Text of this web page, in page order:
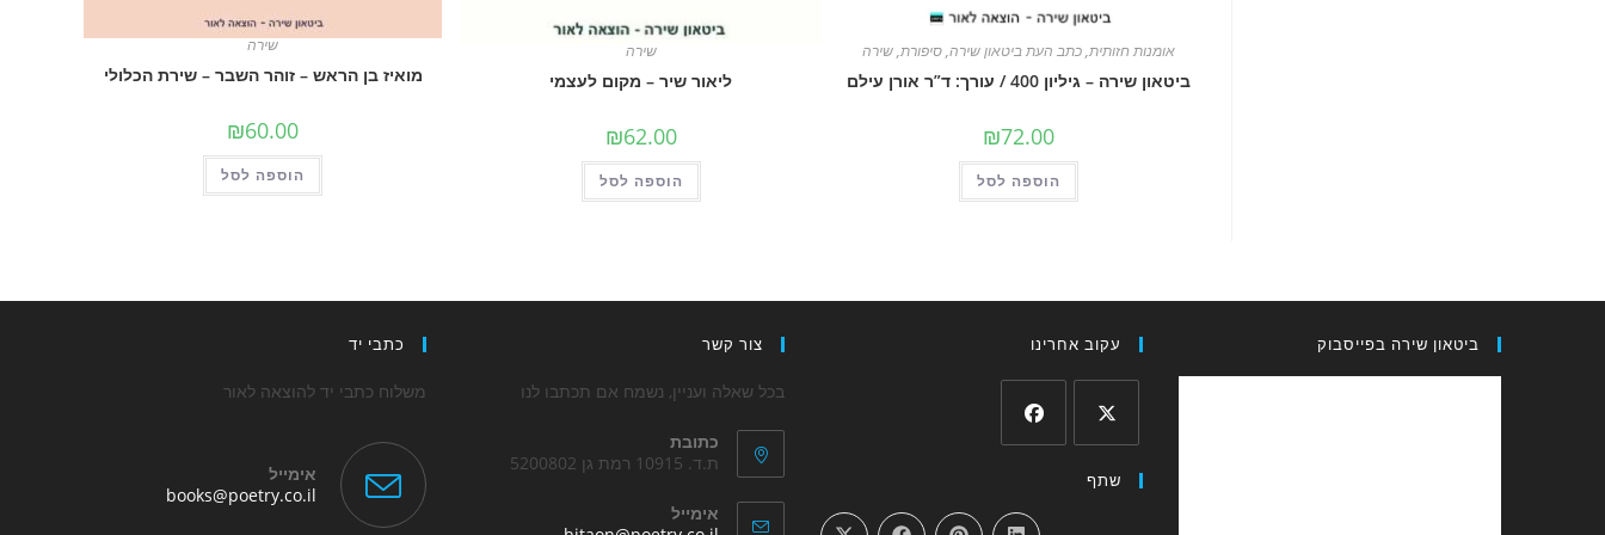
אומנות חזותית,כתב העת ביטאון שירה,סיפורת,שירה
ביטאון שירה – גיליון 400 / עורך: ד”ר אורן עילם
₪72.00
הוספה לסל
שירה
ליאור שיר – מקום לעצמי
₪62.00
הוספה לסל
שירה
מואיז בן הראש – זוהר השבר – שירת הכלולי
₪60.00
הוספה לסל
ביטאון שירה בפייסבוק עקוב אחרינו
in
שתף
צור קשר
בכל שאלה ועניין, נשמח אם תכתבו לנו
כתובת
ת.ד. 10915 רמת גן 5200802
אימייל
כתבי יד
משלוח כתבי יד להוצאה לאור
אימייל
books@poetry.co.il